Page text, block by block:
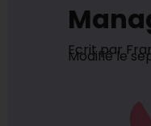
Ecrit par
Modifié le